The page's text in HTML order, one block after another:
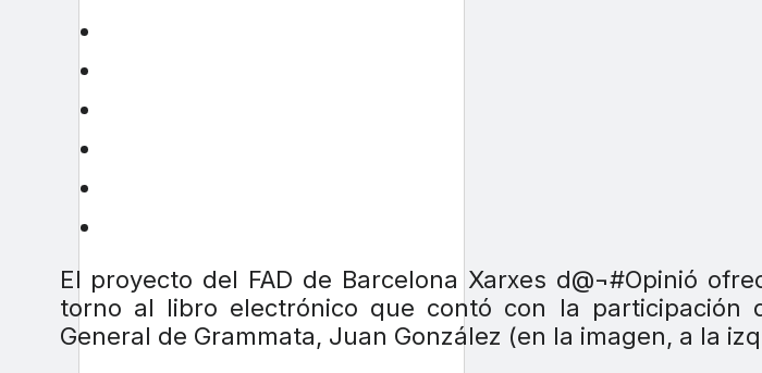
El proyecto del FAD de Barcelona Xarxes d@¬#Opinió
torno al libro electrónico que contó con la participación
General de Grammata, Juan González (en la imagen, a la